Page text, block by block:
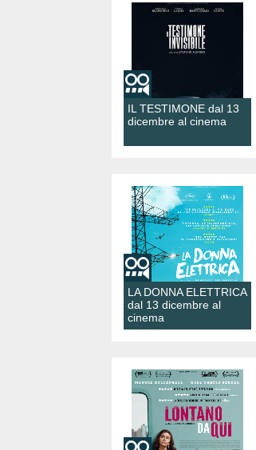
IL TESTIMONE dal 13
dicembre al cinema
LA DONNA ELETTRICA
dal 13 dicembre al
cinema